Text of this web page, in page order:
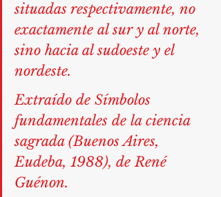
situadas respectivamente, no
exactamente al sur y al norte,
sino hacia al sudoeste y el
nordeste.
Extraído de Símbolos
fundamentales de la ciencia
sagrada (Buenos Aires,
Eudeba, 1988), de René
Guénon.